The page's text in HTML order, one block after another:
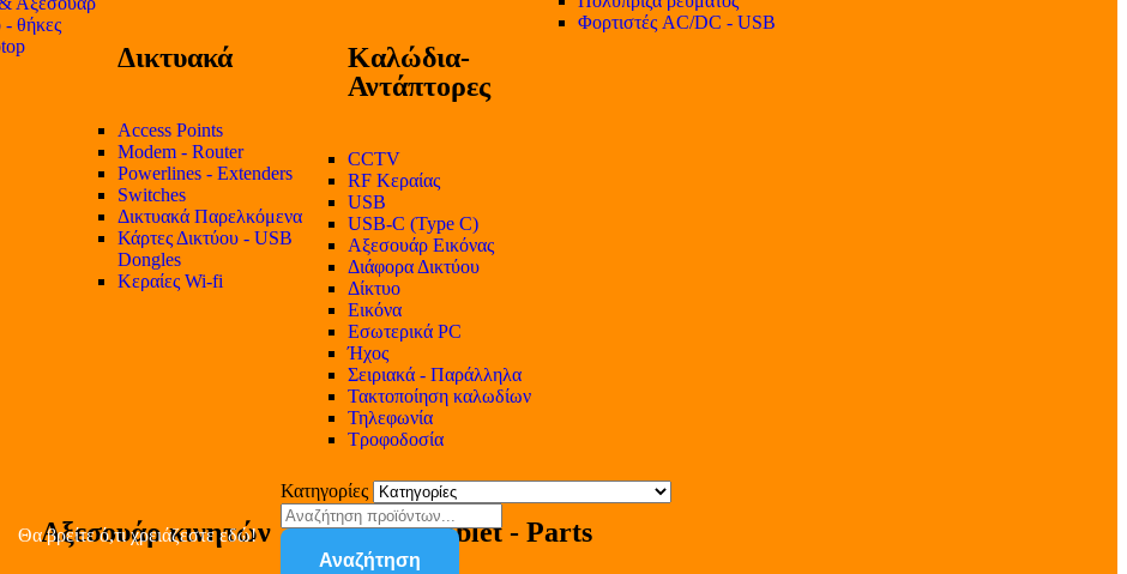
- θήκες
Δικτυακά
Access Points
Modem - Router
Powerlines - Extenders
Switches
Δικτυακά Παρελκόμενα
Κάρτες Δικτύου - USB
Dongles
Κεραίες Wi-fi
Καλώδια-
Αντάπτορες
CCTV
RF Κεραίας
USB
USB-C (Type C)
Αξεσουάρ Εικόνας
Διάφορα Δικτύου
Δίκτυο
Εικόνα
Εσωτερικά PC
Ήχος
Σειριακά - Παράλληλα
Τακτοποίηση καλωδίων
Τηλεφωνία
Τροφοδοσία
Φορτιστές AC/DC - USB
Αξεσουάρ κινητών Tablet - Parts
Θα βρείτε ό,τι χρειάζεστε εδώ!
Κατηγορίες
Αναζήτηση